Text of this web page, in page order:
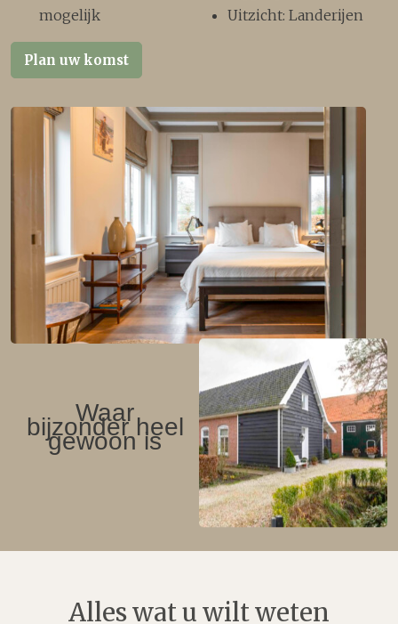
mogelijk
Uitzicht: Landerijen
Plan uw komst
Waar
bijzonder heel
gewoon is
Alles wat u wilt weten